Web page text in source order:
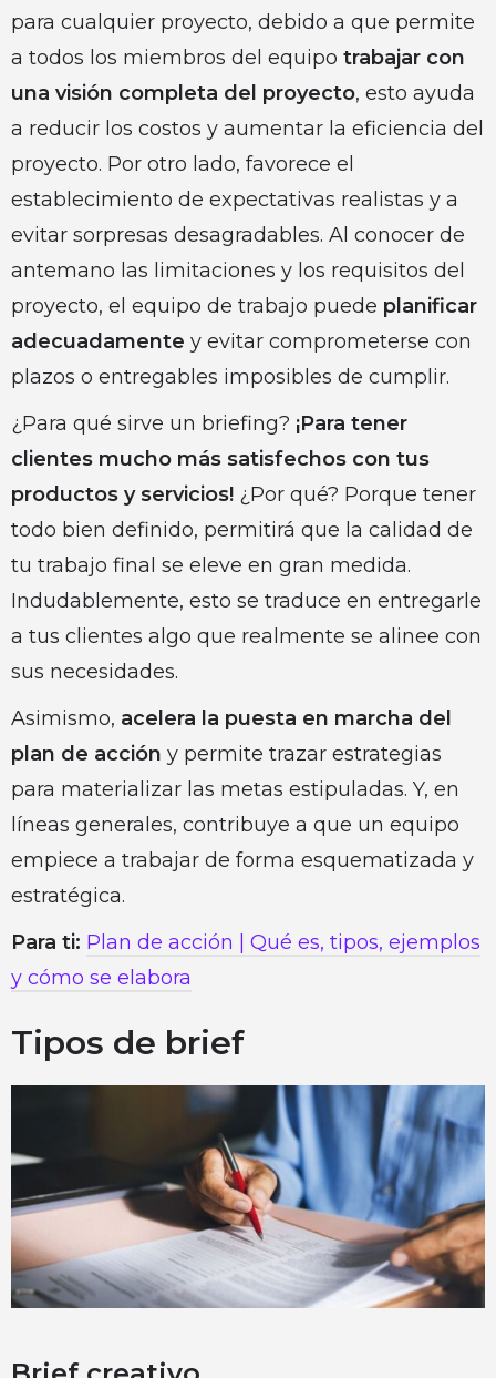
para cualquier proyecto, debido a que permite
a todos los miembros del equipo trabajar con
una visión completa del proyecto, esto ayuda
a reducir los costos y aumentar la eficiencia del
proyecto. Por otro lado, favorece el
establecimiento de expectativas realistas y a
evitar sorpresas desagradables. Al conocer de
antemano las limitaciones y los requisitos del
proyecto, el equipo de trabajo puede planificar
adecuadamente y evitar comprometerse con
plazos o entregables imposibles de cumplir.
¿Para qué sirve un briefing? ¡Para tener
clientes mucho más satisfechos con tus
productos y servicios! ¿Por qué? Porque tener
todo bien definido, permitirá que la calidad de
tu trabajo final se eleve en gran medida.
Indudablemente, esto se traduce en entregarle
a tus clientes algo que realmente se alinee con
sus necesidades.
Asimismo, acelera la puesta en marcha del
plan de acción y permite trazar estrategias
para materializar las metas estipuladas. Y, en
líneas generales, contribuye a que un equipo
empiece a trabajar de forma esquematizada y
estratégica.
Para ti: Plan de acción | Qué es, tipos, ejemplos
y cómo se elabora
Tipos de brief